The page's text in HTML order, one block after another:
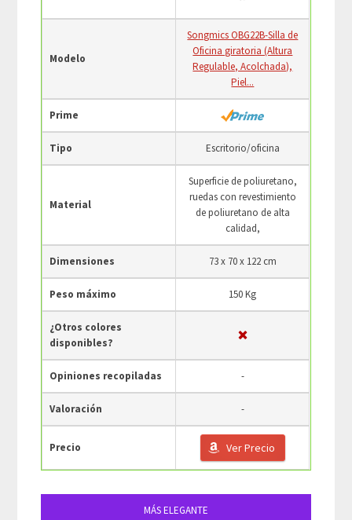
Modelo
Songmics OBG22B-Silla de
Oficina giratoria (Altura
Regulable, Acolchada),
Piel...
Prime
Tipo Escritorio/oficina
Material
Superficie de poliuretano,
ruedas con revestimiento
de poliuretano de alta
calidad,
Dimensiones 73 x 70 x 122 cm
Peso máximo 150 Kg
¿Otros colores
disponibles?
Opiniones recopiladas -
Valoración -
Precio Ver Precio
MÁS ELEGANTE